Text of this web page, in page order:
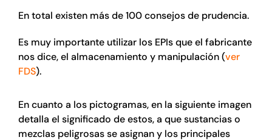
En total existen más de 100 consejos de prudencia.
Es muy importante utilizar los EPIs que el fabricante
nos dice, el almacenamiento y manipulación (ver
FDS).
En cuanto a los pictogramas, en la siguiente imagen
detalla el significado de estos, a que sustancias o
mezclas peligrosas se asignan y los principales